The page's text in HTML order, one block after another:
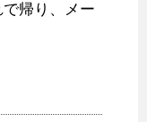
帰り、メー